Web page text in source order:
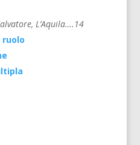
L’Aquila….14
ruolo